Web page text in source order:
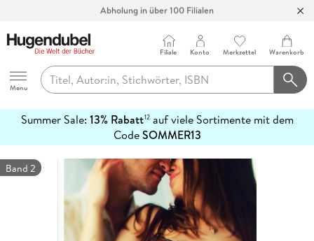
Abholung in über 100 Filialen
Hugendubel
Menu
Filiale Konto Merkzettel Warenkorb
Summer Sale: 13% Rabatt12auf viele Sortimente mit dem
CodeSOMMER13
erfahren
Band 2